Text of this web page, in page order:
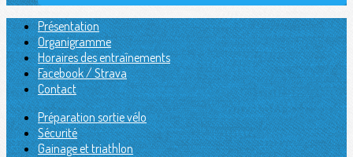
Présentation
Organigramme
Horaires des entraînements
Facebook / Strava
Contact
Préparation sortie vélo
Sécurité
Gainage et triathlon